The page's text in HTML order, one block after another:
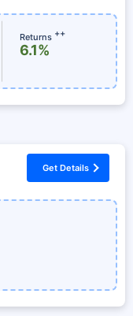
Returns ++
6.1%
Get Details